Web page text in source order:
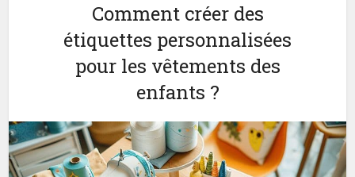
Comment créer des
étiquettes personnalisées
pour les vêtements des
enfants ?